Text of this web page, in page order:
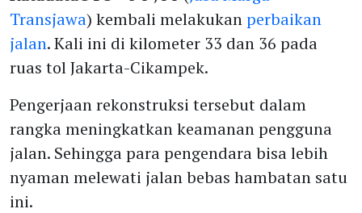
Transjawa) kembali melakukanperbaikan
jalan. Kali ini di kilometer 33 dan 36 pada
ruas tol Jakarta-Cikampek.
Pengerjaan rekonstruksi tersebut dalam
rangka meningkatkan keamanan pengguna
jalan. Sehingga para pengendara bisa lebih
nyaman melewati jalan bebas hambatan satu
ini.